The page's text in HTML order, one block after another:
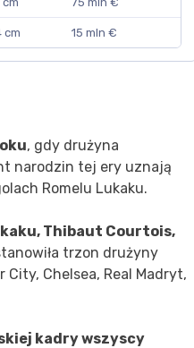
cm 15 mln €
, gdy drużyna
narodzin tej ery uznają
Romelu Lukaku.
Thibaut Courtois,
trzon drużyny
Chelsea, Real Madryt,
kadry wszyscy